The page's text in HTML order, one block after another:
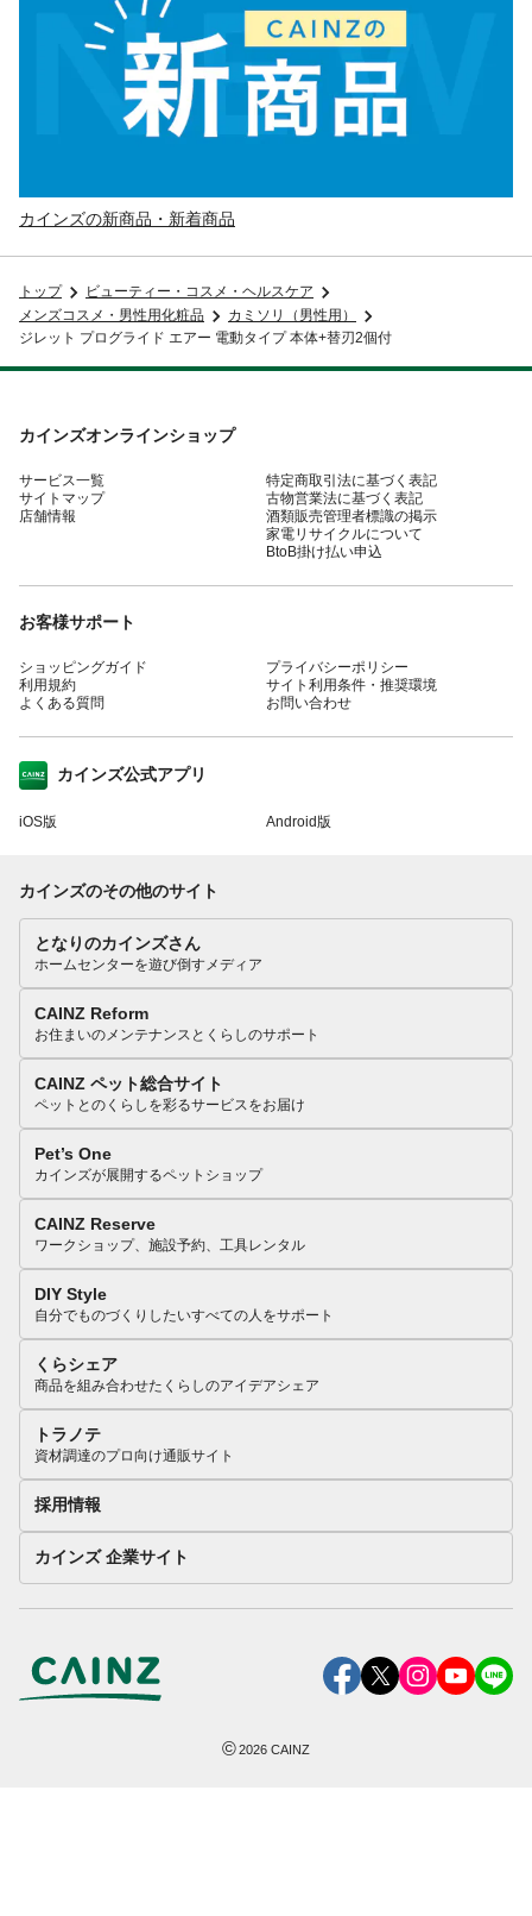
カインズの新商品・新着商品
トップ
ビューティー・コスメ・ヘルスケア
メンズコスメ・男性用化粧品
カミソリ（男性用）
ジレット プログライド エアー 電動タイプ 本体+替刃2個付
カインズオンラインショップ
サービス一覧
サイトマップ
店舗情報
特定商取引法に基づく表記
古物営業法に基づく表記
酒類販売管理者標識の掲示
家電リサイクルについて
BtoB掛け払い申込
お客様サポート
ショッピングガイド
利用規約
よくある質問
プライバシーポリシー
サイト利用条件・推奨環境
お問い合わせ
カインズ公式アプリ
iOS版 Android版
カインズのその他のサイト
となりのカインズさん
ホームセンターを遊び倒すメディア
CAINZ Reform
お住まいのメンテナンスとくらしのサポート
CAINZ ペット総合サイト
ペットとのくらしを彩るサービスをお届け
Pet’s One
カインズが展開するペットショップ
CAINZ Reserve
ワークショップ、施設予約、工具レンタル
DIY Style
自分でものづくりしたいすべての人をサポート
くらシェア
商品を組み合わせたくらしのアイデアシェア
トラノテ
資材調達のプロ向け通販サイト
採用情報
カインズ 企業サイト
©2026 CAINZ